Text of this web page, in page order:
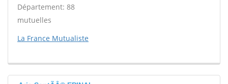
Département: 88
mutuelles
La France Mutualiste